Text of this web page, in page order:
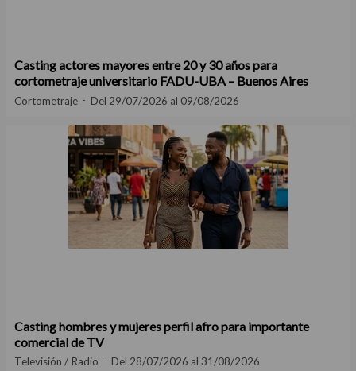
Casting actores mayores entre 20 y 30 años para
cortometraje universitario FADU-UBA – Buenos Aires
Cortometraje Del 29/07/2026 al 09/08/2026
Casting hombres y mujeres perfil afro para importante
comercial de TV
Televisión / Radio Del 28/07/2026 al 31/08/2026